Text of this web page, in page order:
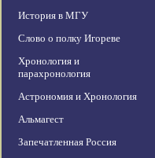
История в МГУ
Слово о полку Игореве
Хронология и
парахронология
Астрономия и Хронология
Альмагест
Запечатленная Россия